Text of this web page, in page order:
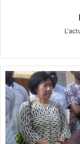
B
u
r
i
n
a